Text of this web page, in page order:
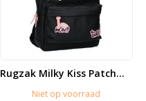
Rugzak Milky Kiss Patch...
Niet op voorraad